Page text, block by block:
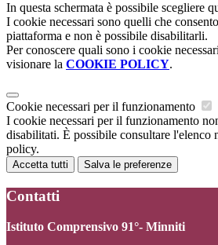
In questa schermata è possibile scegliere
I cookie necessari sono quelli che
piattaforma e non è possibile disabilitarli.
Per conoscere quali sono i cookie
visionare la COOKIE POLICY.
Cookie necessari per il funzionamento
I cookie necessari per il funzionamento
disabilitati. È possibile consultare l'elenco
policy.
Accetta tutti Salva le preferenze
Contatti
Istituto Comprensivo 91°- Minniti